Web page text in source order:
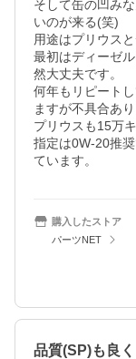
そして缶の凹み
いのが来る(笑)
用途はプリウス
最初はディーゼ
然大丈夫です。
何年もリピート
ますが不具合あり
プリウスも15万
指定は0W-20推
ています。
購入したストア
パーツNET
品質(SP)も良